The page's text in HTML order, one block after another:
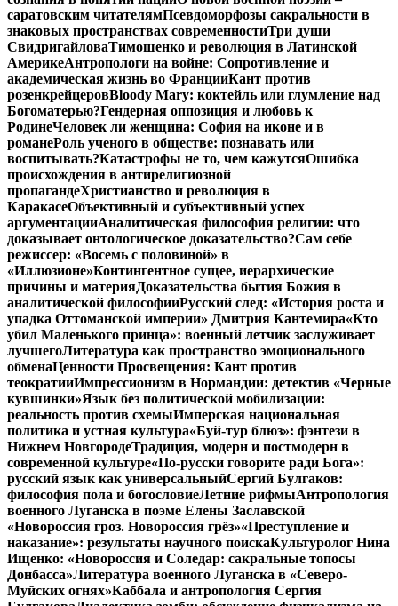
саратовским читателямПсевдоморфозы сакральности в
знаковых пространствах современностиТри души
СвидригайловаТимошенко и революция в Латинской
АмерикеАнтропологи на войне: Сопротивление и
академическая жизнь во ФранцииКант против
розенкрейцеровBloody Mary: коктейль или глумление над
Богоматерью?Гендерная оппозиция и любовь к
РодинеЧеловек ли женщина: София на иконе и в
романеРоль ученого в обществе: познавать или
воспитывать?Катастрофы не то, чем кажутсяОшибка
происхождения в антирелигиозной
пропагандеХристианство и революция в
КаракасеОбъективный и субъективный успех
аргументацииАналитическая философия религии: что
доказывает онтологическое доказательство?Сам себе
режиссер: «Восемь с половиной» в
«Иллюзионе»Контингентное сущее, иерархические
причины и материяДоказательства бытия Божия в
аналитической философииРусский след: «История роста и
упадка Оттоманской империи» Дмитрия Кантемира«Кто
убил Маленького принца»: военный летчик заслуживает
лучшегоЛитература как пространство эмоционального
обменаЦенности Просвещения: Кант против
теократииИмпрессионизм в Нормандии: детектив «Черные
кувшинки»Язык без политической мобилизации:
реальность против схемыИмперская национальная
политика и устная культура«Буй-тур блюз»: фэнтези в
Нижнем НовгородеТрадиция, модерн и постмодерн в
современной культуре«По-русски говорите ради Бога»:
русский язык как универсальныйСергий Булгаков:
философия пола и богословиеЛетние рифмыАнтропология
военного Луганска в поэме Елены Заславской
«Новороссия гроз. Новороссия грёз»«Преступление и
наказание»: результаты научного поискаКультуролог Нина
Ищенко: «Новороссия и Соледар: сакральные топосы
Донбасса»Литература военного Луганска в «Северо-
Муйских огнях»Каббала и антропология Сергия